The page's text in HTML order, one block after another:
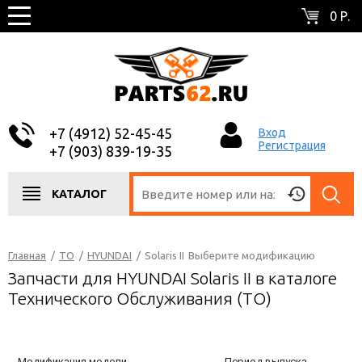
0 Р.
+7 (4912) 52-45-45
+7 (903) 839-19-35
Вход
Регистрация
КАТАЛОГ
Главная / ТО / HYUNDAI / Solaris II Выберите модификацию
Запчасти для HYUNDAI Solaris II в каталоге
Технического Обслуживания (ТО)